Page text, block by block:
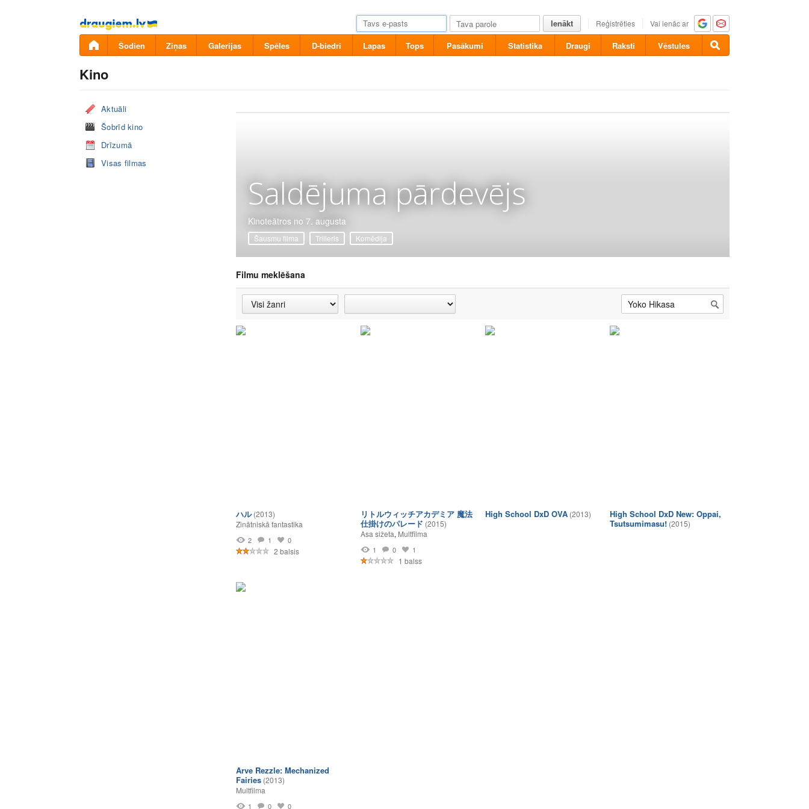
Pāriet
uz
saturu
Ienākt Reģistrēties Vai ienāc ar
Šodien Ziņas Galerijas Spēles D-biedri Lapas Tops Pasākumi Statistika Draugi Raksti Vēstules
Kino
Aktuāli
Šobrīd kino
Drīzumā
Visas filmas
Saldējuma pārdevējs
Kinoteātros no 7. augusta
Šausmu filma Trilleris Komēdija
Filmu meklēšana
ハル (2013)
Zinātniskā fantastika
2 1 0
2 balsis
リトルウィッチアカデミア 魔法
仕掛けのパレード (2015)
Asa sižeta, Multfilma
1 0 1
1 balss
High School DxD OVA (2013)
High School DxD New: Oppai,
Tsutsumimasu! (2015)
Arve Rezzle: Mechanized
Fairies (2013)
Multfilma
1 0 0